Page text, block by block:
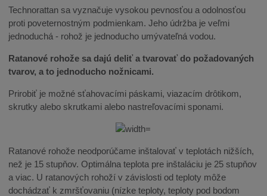
Technorattan sa vyznačuje vysokou pevnosťou a odolnosťou
proti poveternostným podmienkam. Jeho údržba je veľmi
jednoduchá - rohož je jednoducho umývateľná vodou.
Ratanové rohože sa dajú deliť a tvarovať do požadovaných
tvarov, a to jednoducho nožnicami.
Prirobiť je možné sťahovacími páskami, viazacím drôtikom,
skrutky alebo skrutkami alebo nastreľovacími sponami.
Ratanové rohože neodporúčame inštalovať v teplotách nižších,
než je 15 stupňov. Optimálna teplota pre inštaláciu je 25 stupňov
a viac. U ratanových rohoží v závislosti od teploty môže
dochádzať k zmršťovaniu (nízke teploty, teploty pod bodom